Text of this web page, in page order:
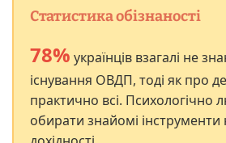
Статистика обізнаності
78% українців взагалі не
існування ОВДП, тоді як про
практично всі. Психологічно
обирати знайомі інструменти